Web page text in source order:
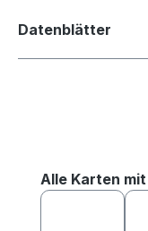
Datenblätter
Produktgalerie
Alle Karten mit